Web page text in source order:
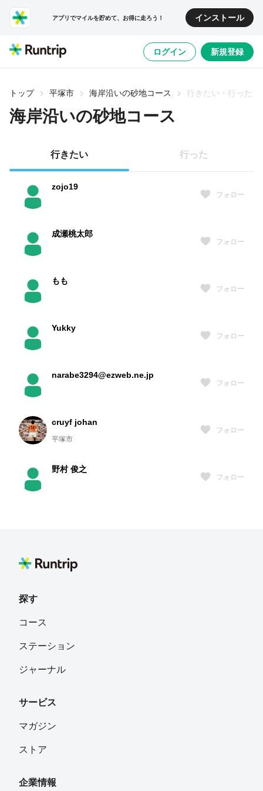
アプリでマイルを貯めて、お得に走ろう！ インストール
ログイン 新規登録
トップ 平塚市 海岸沿いの砂地コース 行きたい・行った
海岸沿いの砂地コース
行きたい 行った
zojo19
フォロー
成瀬桃太郎
フォロー
もも
フォロー
Yukky
フォロー
narabe3294@ezweb.ne.jp
フォロー
cruyf johan
平塚市
フォロー
野村 俊之
フォロー
探す
コース
ステーション
ジャーナル
サービス
マガジン
ストア
企業情報